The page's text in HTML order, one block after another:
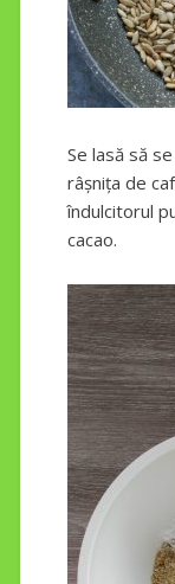
Se lasă să
râșnița de
îndulcitorul
cacao.